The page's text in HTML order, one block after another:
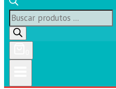
Búsqueda
de
productos